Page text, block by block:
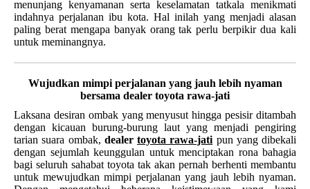
menunjang kenyamanan serta keselamatan tatkala menikmati
indahnya perjalanan ibu kota. Hal inilah yang menjadi alasan
paling berat mengapa banyak orang tak perlu berpikir dua kali
untuk meminangnya.
Wujudkan mimpi perjalanan yang jauh lebih nyaman
bersama dealer toyota rawa-jati
Laksana desiran ombak yang menyusut hingga pesisir ditambah
dengan kicauan burung-burung laut yang menjadi pengiring
tarian suara ombak, dealer toyota rawa-jati pun yang dibekali
dengan sejumlah keunggulan untuk menciptakan rona bahagia
bagi seluruh sahabat toyota tak akan pernah berhenti membantu
untuk mewujudkan mimpi perjalanan yang jauh lebih nyaman.